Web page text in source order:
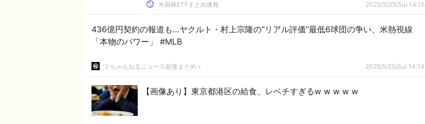
米国株ETFまとめ速報 2025/5/25(Su) 14:15
436億円契約の報道も…ヤクルト・村上宗隆の“リアル評価”最低6球団の争い、米熱視線
「本物のパワー」 #MLB
２ちゃんねるニュース超速まとめ＋ 2025/5/25(Su) 14:14
【画像あり】東京都港区の給食、レベチすぎるw w w w w